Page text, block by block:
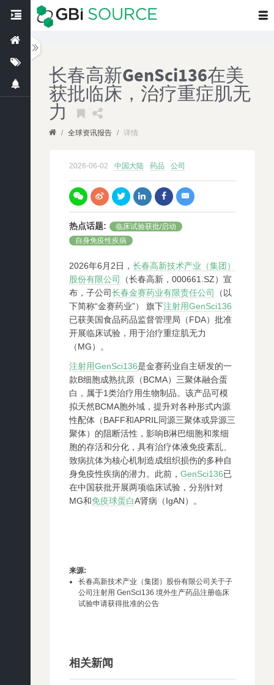
长春高新GenSci136在美
获批临床，治疗重症肌无
力
/ 全球资讯报告 / 详情
2026-06-02 中国大陆 药品 公司
热点话题:
临床试验获批/启动
自身免疫性疾病
2026年6月2日， 长春高新技术产业（集团）
股份有限公司
（长春高新，000661.SZ）宣
布，子公司长春金赛药业有限责任公司
（以
下简称“金赛药业”） 旗下注射用GenSci136
已获美国食品药品监督管理局（FDA）批准
开展临床试验，用于治疗重症肌无力
（MG）。
注射用GenSci136是金赛药业自主研发的一
款B细胞成熟抗原（BCMA）三聚体融合蛋
白，属于1类治疗用生物制品。该产品可模
拟天然BCMA胞外域，提升对各种形式内源
性配体（BAFF和APRIL同源三聚体或异源三
聚体）的阻断活性，影响B淋巴细胞和浆细
胞的存活和分化，具有治疗体液免疫紊乱、
致病抗体为核心机制造成组织损伤的多种自
身免疫性疾病的潜力。此前， GenSci136已
在中国获批开展两项临床试验，分别针对
MG和免疫球蛋白A肾病（IgAN）。
来源:
长春高新技术产业（集团）股份有限公司关于子
公司注射用 GenSci136 境外生产药品注册临床
试验申请获得批准的公告
相关新闻